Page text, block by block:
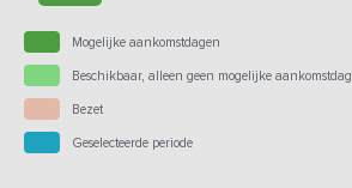
Mogelijke aankomstdagen
Beschikbaar, alleen geen mogelijke aankomstdag
Bezet
Geselecteerde periode